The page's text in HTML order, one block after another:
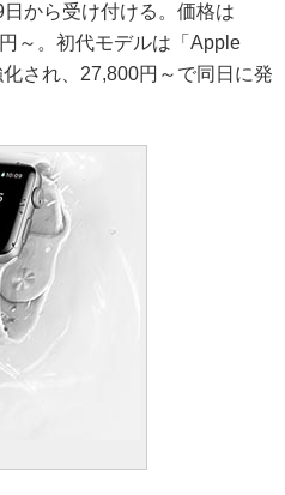
から受け付ける。価格は
～。初代モデルは「Apple
され、27,800円～で同日に発